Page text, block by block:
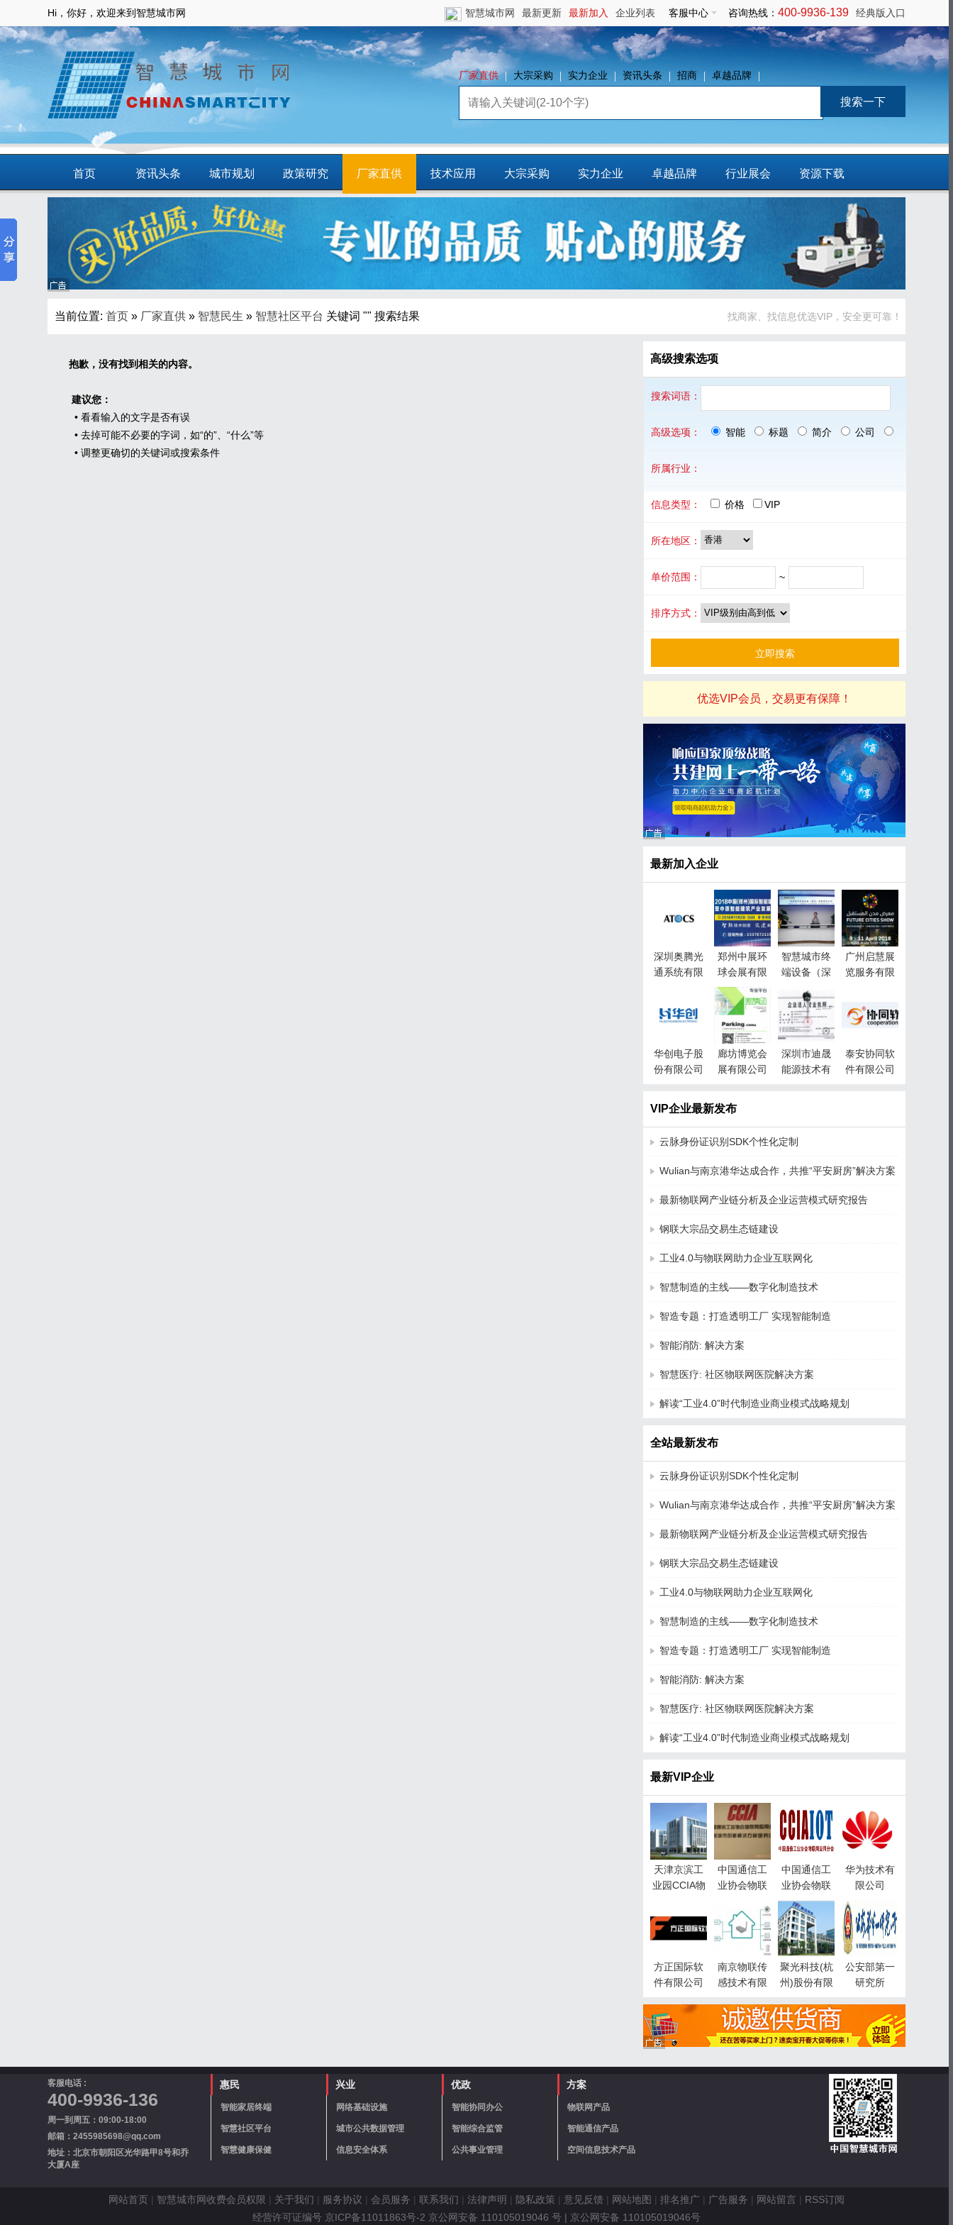
Hi，你好，欢迎来到智慧城市网 经典版入口
咨询热线： 400-9936-139
客服中心
企业列表
最新加入
最新更新
智慧城市网
厂家直供 大宗采购 实力企业 资讯头条 招商 卓越品牌
首页 资讯头条 城市规划 政策研究 厂家直供 技术应用 大宗采购 实力企业 卓越品牌 行业展会 资源下载
智慧应用 商圈
业智库
免费发布信息
当前位置: 首页 » 厂家直供 » 智慧民生 » 智慧社区平台 关键词 "" 搜索结果 找商家、找信息优选VIP，安全更可靠！
抱歉，没有找到相关的内容。
建议您：
• 看看输入的文字是否有误
• 去掉可能不必要的字词，如“的”、“什么”等
• 调整更确切的关键词或搜索条件
高级搜索选项
搜索词语：
高级选项： 智能 标题 简介 公司
品牌
所属行业：
信息类型： 价格 VIP
所在地区：
单价范围： ~
排序方式：
优选VIP会员，交易更有保障！
最新加入企业
深圳奥腾光
通系统有限
郑州中展环
球会展有限
公司
智慧城市终
端设备（深
任公司
广州启慧展
览服务有限
华创电子股
份有限公司
廊坊博览会
展有限公司
深圳市迪晟
能源技术有
泰安协同软
件有限公司
VIP企业最新发布
云脉身份证识别SDK个性化定制
Wulian与南京港华达成合作，共推“平安厨房”解决方案
最新物联网产业链分析及企业运营模式研究报告
钢联大宗品交易生态链建设
工业4.0与物联网助力企业互联网化
智慧制造的主线——数字化制造技术
智造专题：打造透明工厂 实现智能制造
智能消防: 解决方案
智慧医疗: 社区物联网医院解决方案
解读“工业4.0”时代制造业商业模式战略规划
全站最新发布
云脉身份证识别SDK个性化定制
Wulian与南京港华达成合作，共推“平安厨房”解决方案
最新物联网产业链分析及企业运营模式研究报告
钢联大宗品交易生态链建设
工业4.0与物联网助力企业互联网化
智慧制造的主线——数字化制造技术
智造专题：打造透明工厂 实现智能制造
智能消防: 解决方案
智慧医疗: 社区物联网医院解决方案
解读“工业4.0”时代制造业商业模式战略规划
最新VIP企业
天津京滨工
业园CCIA物
中国通信工
业协会物联
智慧城市事
业部
中国通信工
业协会物联
网应用分会
华为技术有
限公司
方正国际软
件有限公司
南京物联传
感技术有限
聚光科技(杭
州)股份有限
公安部第一
研究所
客服电话 :
400-9936-136
周一到周五：09:00-18:00
邮箱：2455985698@qq.com
地址：北京市朝阳区光华路甲8号和乔
大厦A座
惠民
智能家居终端
智慧社区平台
智慧健康保健
兴业
网络基础设施
城市公共数据管理
信息安全体系
优政
智能协同办公
智能综合监管
公共事业管理
方案
物联网产品
智能通信产品
空间信息技术产品
网站首页 | 智慧城市网收费会员权限 | 关于我们 | 服务协议 | 会员服务 | 联系我们 | 法律声明 | 隐私政策 | 意见反馈 | 网站地图 | 排名推广 | 广告服务 | 网站留言 | RSS订阅
经营许可证编号 京ICP备11011863号-2 京公网安备 110105019046 号 | 京公网安备 110105019046号